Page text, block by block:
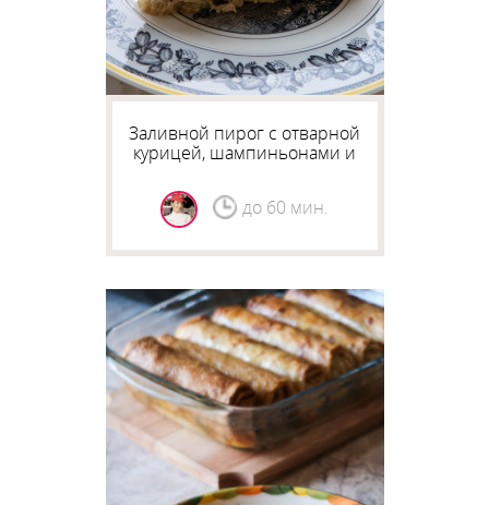
Заливной пирог с отварной
курицей, шампиньонами и
до 60 мин.